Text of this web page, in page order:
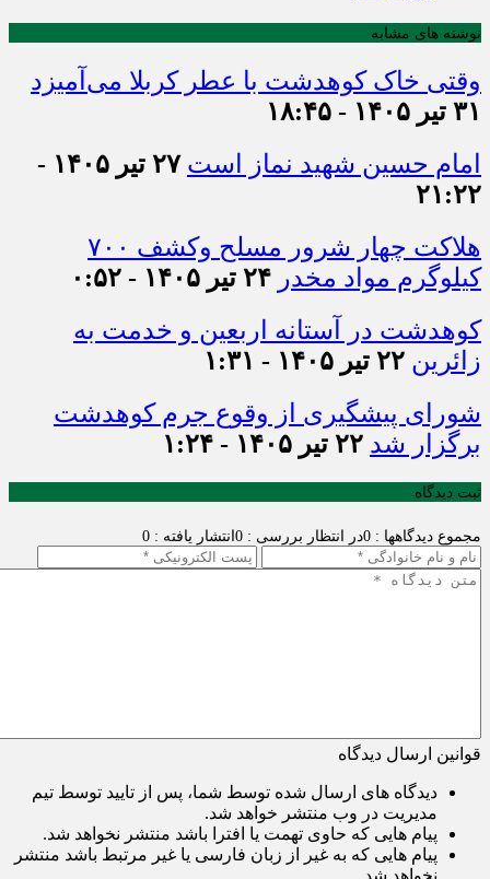
نوشته های مشابه
وقتی خاک کوهدشت با عطر کربلا می‌آمیزد
۳۱ تیر ۱۴۰۵ - ۱۸:۴۵
امام حسین شهید نماز است
۲۷ تیر ۱۴۰۵ -
۲۱:۲۲
هلاکت چهار شرور مسلح وکشف ۷۰۰
کیلوگرم مواد مخدر ۲۴ تیر ۱۴۰۵ - ۰:۵۲
کوهدشت در آستانه اربعین و خدمت‌ به
زائرین ۲۲ تیر ۱۴۰۵ - ۱:۳۱
شورای پیشگیری از وقوع جرم کوهدشت
برگزار شد ۲۲ تیر ۱۴۰۵ - ۱:۲۴
ثبت دیدگاه
مجموع دیدگاهها : 0 در انتظار بررسی : 0 انتشار یافته : 0
قوانین ارسال دیدگاه
دیدگاه های ارسال شده توسط شما، پس از تایید توسط تیم
مدیریت در وب منتشر خواهد شد.
پیام هایی که حاوی تهمت یا افترا باشد منتشر نخواهد شد.
پیام هایی که به غیر از زبان فارسی یا غیر مرتبط باشد منتشر
نخواهد شد.